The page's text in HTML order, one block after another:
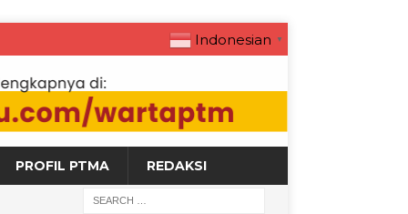
Indonesian ▼
PROFIL PTMA REDAKSI